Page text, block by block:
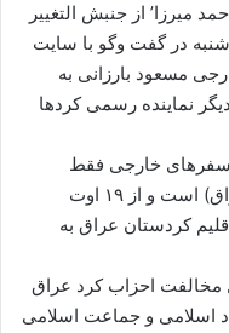
میرزا’ از جنبش التغییر
در گفت وگو با سایت
مسعود بارزانی به
نماینده رسمی کردها
سفرهای خارجی فقط
نماینده حزب اش (دمکرات کردستان عراق) است و از ۱۹ اوت
کردستان عراق به
مخالفت احزاب کرد عراق
اسلامی و جماعت اسلامی